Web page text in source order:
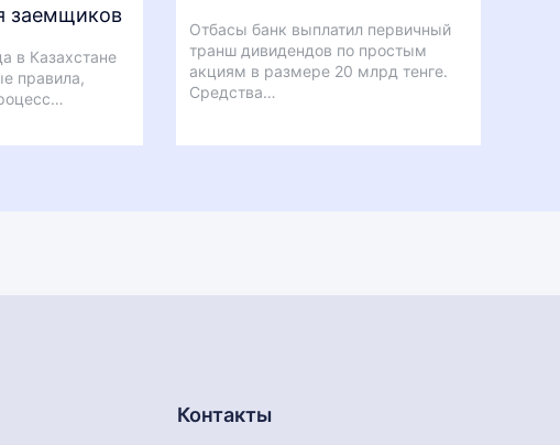
заемщиков
в Казахстане
правила,
Отбасы банк выплатил первичный
транш дивидендов по простым
акциям в размере 20 млрд тенге.
Средства…
Контакты